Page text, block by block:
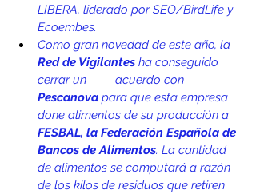
LIBERA, liderado por SEO/BirdLife y
Ecoembes.
Como gran novedad de este año, la
Red de Vigilantes ha conseguido
cerrar un         acuerdo con
Pescanova para que esta empresa
done alimentos de su producción a
FESBAL, la Federación Española de
Bancos de Alimentos. La cantidad
de alimentos se computará a razón
de los kilos de residuos que retiren